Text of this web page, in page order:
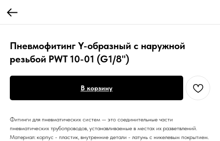
Пневмофитинг Y-образный с наружной
резьбой PWT 10-01 (G1/8")
В корзину
Фитинги для пневматических систем — это соединительные части
пневматических трубопроводов, устанавливаемые в местах их разветвлений.
Материал: корпус - пластик, внутренние детали - латунь с никелевым покрытием.